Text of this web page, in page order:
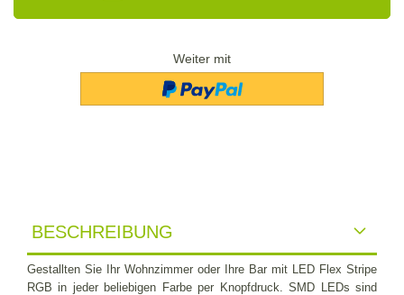
Weiter mit
BESCHREIBUNG
Gestallten Sie Ihr Wohnzimmer oder Ihre Bar mit LED Flex Stripe
RGB in jeder beliebigen Farbe per Knopfdruck. SMD LEDs sind